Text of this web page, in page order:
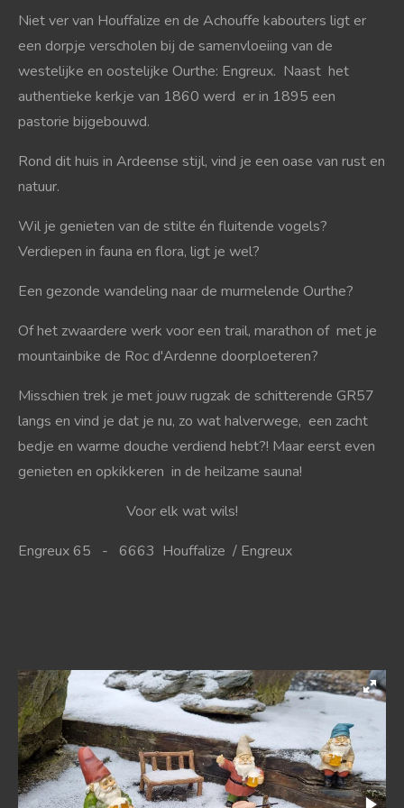
Niet ver van Houffalize en de Achouffe kabouters ligt er
een dorpje verscholen bij de samenvloeiing van de
westelijke en oostelijke Ourthe: Engreux. Naast het
authentieke kerkje van 1860 werd er in 1895 een
pastorie bijgebouwd.
Rond dit huis in Ardeense stijl, vind je een oase van rust en
natuur.
Wil je genieten van de stilte én fluitende vogels?
Verdiepen in fauna en flora, ligt je wel?
Een gezonde wandeling naar de murmelende Ourthe?
Of het zwaardere werk voor een trail, marathon of met je
mountainbike de Roc d'Ardenne doorploeteren?
Misschien trek je met jouw rugzak de schitterende GR57
langs en vind je dat je nu, zo wat halverwege, een zacht
bedje en warme douche verdiend hebt?! Maar eerst even
genieten en opkikkeren in de heilzame sauna!
Voor elk wat wils!
Engreux 65 - 6663 Houffalize / Engreux